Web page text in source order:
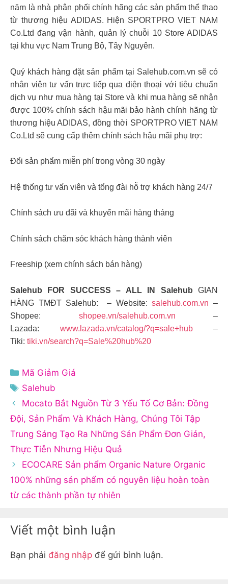
năm là nhà phân phối chính hãng các sản phẩm thể thao
từ thương hiệu ADIDAS. Hiện SPORTPRO VIET NAM
Co.Ltd đang vận hành, quản lý chuỗi 10 Store ADIDAS
tại khu vực Nam Trung Bộ, Tây Nguyên.
Quý khách hàng đặt sản phẩm tại Salehub.com.vn sẽ có
nhân viên tư vấn trực tiếp qua điện thoại với tiêu chuẩn
dịch vụ như mua hàng tại Store và khi mua hàng sẽ nhận
được 100% chính sách hậu mãi bảo hành chính hãng từ
thương hiệu ADIDAS, đồng thời SPORTPRO VIET NAM
Co.Ltd sẽ cung cấp thêm chính sách hậu mãi phụ trợ:
Đổi sản phẩm miễn phí trong vòng 30 ngày
Hệ thống tư vấn viên và tổng đài hỗ trợ khách hàng 24/7
Chính sách ưu đãi và khuyến mãi hàng tháng
Chính sách chăm sóc khách hàng thành viên
Freeship (xem chính sách bán hàng)
Salehub FOR SUCCESS – ALL IN Salehub GIAN
HÀNG TMĐT Salehub: – Website:salehub.com.vn –
Shopee: shopee.vn/salehub.com.vn –
Lazada: www.lazada.vn/catalog/?q=sale+hub–
Tiki: tiki.vn/search?q=Sale%20hub%20
Danh
mục
Mã Giảm Giá
Thẻ
Salehub
Mocato Bắt Nguồn Từ 3 Yếu Tố Cơ Bản: Đồng
Đội, Sản Phẩm Và Khách Hàng, Chúng Tôi Tập
Trung Sáng Tạo Ra Những Sản Phẩm Đơn Giản,
Thực Tiễn Nhưng Hiệu Quả
ECOCARE Sản phẩm Organic Nature Organic
100% những sản phẩm có nguyên liệu hoàn toàn
từ các thành phần tự nhiên
Viết một bình luận
Bạn phải đăng nhập để gửi bình luận.